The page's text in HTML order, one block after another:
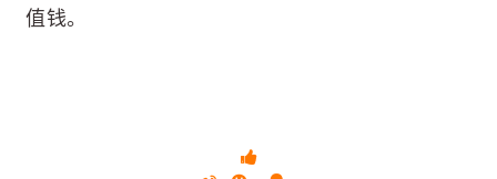
值钱。